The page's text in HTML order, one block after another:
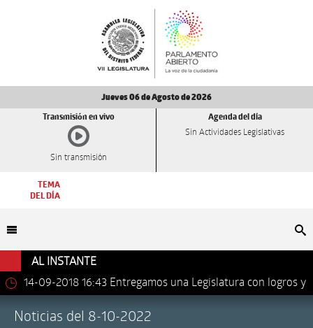
Jueves 06 de Agosto de 2026
Transmisión en vivo
Sin transmisión
Agenda del día
Sin Actividades Legislativas
TEMA
DEL DÍA
AL INSTANTE
14-09-2018 16:43 Entregamos una Legislatura con logros y
Noticias del 8-10-2022